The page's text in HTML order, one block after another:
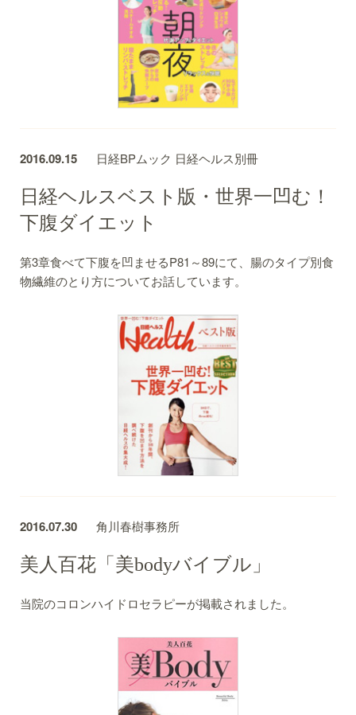
2016.09.15 日経BPムック 日経ヘルス別冊
日経ヘルスベスト版・世界一凹む！
下腹ダイエット
第3章食べて下腹を凹ませるP81～89にて、腸のタイプ別食
物繊維のとり方についてお話しています。
2016.07.30 角川春樹事務所
美人百花「美bodyバイブル」
当院のコロンハイドロセラピーが掲載されました。